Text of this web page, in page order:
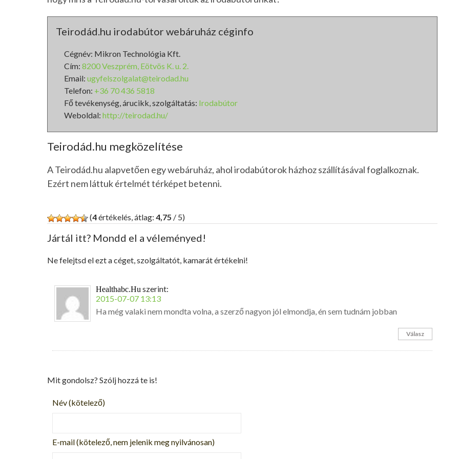
Teirodád.hu irodabútor webáruház céginfo
Cégnév: Mikron Technológia Kft.
Cím: 8200 Veszprém, Eötvös K. u. 2.
Email: ugyfelszolgalat@teirodad.hu
Telefon: +36 70 436 5818
Fő tevékenység, árucikk, szolgáltatás: Irodabútor
Weboldal: http://teirodad.hu/
Teirodád.hu megközelítése
A Teirodád.hu alapvetően egy webáruház, ahol irodabútorok házhoz szállításával foglalkoznak.
Ezért nem láttuk értelmét térképet betenni.
(4értékelés, átlag: 4,75 / 5)
Jártál itt? Mondd el a véleményed!
Ne felejtsd el ezt a céget, szolgáltatót, kamarát értékelni!
Healthabc.hu szerint:
2015-07-07 13:13
Ha még valaki nem mondta volna, a szerző nagyon jól elmondja, én sem tudnám jobban
Válasz
Mit gondolsz? Szólj hozzá te is!
Név(kötelező)
E-mail(kötelező, nem jelenik meg nyilvánosan)